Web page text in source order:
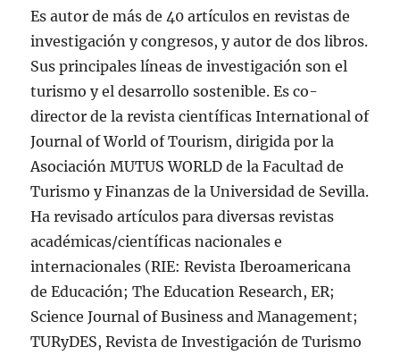
Es autor de más de 40 artículos en revistas de
investigación y congresos, y autor de dos libros.
Sus principales líneas de investigación son el
turismo y el desarrollo sostenible. Es co-
director de la revista científicas International of
Journal of World of Tourism, dirigida por la
Asociación MUTUS WORLD de la Facultad de
Turismo y Finanzas de la Universidad de Sevilla.
Ha revisado artículos para diversas revistas
académicas/científicas nacionales e
internacionales (RIE: Revista Iberoamericana
de Educación; The Education Research, ER;
Science Journal of Business and Management;
TURyDES, Revista de Investigación de Turismo